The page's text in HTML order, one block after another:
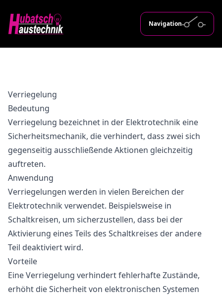
Navigation
Verriegelung
Bedeutung
Verriegelung bezeichnet in der Elektrotechnik eine
Sicherheitsmechanik, die verhindert, dass zwei sich
gegenseitig ausschließende Aktionen gleichzeitig
auftreten.
Anwendung
Verriegelungen werden in vielen Bereichen der
Elektrotechnik verwendet. Beispielsweise in
Schaltkreisen, um sicherzustellen, dass bei der
Aktivierung eines Teils des Schaltkreises der andere
Teil deaktiviert wird.
Vorteile
Eine Verriegelung verhindert fehlerhafte Zustände,
erhöht die Sicherheit von elektronischen Systemen